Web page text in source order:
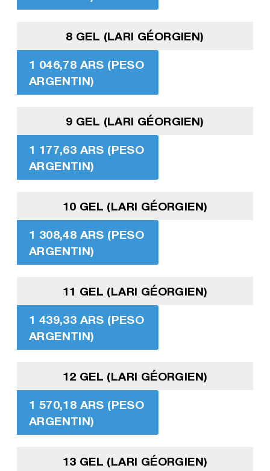
8 GEL (LARI GÉORGIEN)
1 046,78 ARS (PESO
ARGENTIN)
9 GEL (LARI GÉORGIEN)
1 177,63 ARS (PESO
ARGENTIN)
10 GEL (LARI GÉORGIEN)
1 308,48 ARS (PESO
ARGENTIN)
11 GEL (LARI GÉORGIEN)
1 439,33 ARS (PESO
ARGENTIN)
12 GEL (LARI GÉORGIEN)
1 570,18 ARS (PESO
ARGENTIN)
13 GEL (LARI GÉORGIEN)